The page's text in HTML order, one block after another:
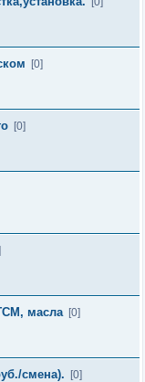
[0]
[0]
масла [0]
смена).
[0]